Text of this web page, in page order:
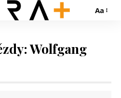
Aa
Wolfgang